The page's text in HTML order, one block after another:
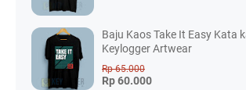
Baju Kaos Take It Easy Kata
Keylogger Artwear
Rp 65.000
Rp 60.000